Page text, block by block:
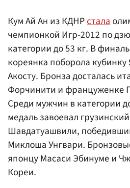
Кум Ай Ан из КДНРстала
чемпионкой Игр-2012 по
категории до 53 кг. В
кореянка поборола
Акосту. Бронза досталась
Форчинити и француженке
Среди мужчин в категории
медаль завоевал
Шавдатуашвили,
Миклоша Унгвари.
японцу Масаси Эбинуме и
Кореи.